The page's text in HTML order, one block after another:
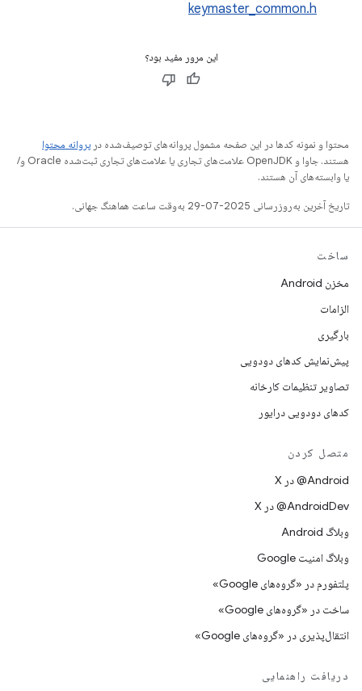
keymaster_common.h
این مرور مفید بود؟
محتوا و نمونه کدها در این صفحه مشمول پروانه‌های توصیف‌شده در پروانه محتوا
هستند. جاوا و OpenJDK علامت‌های تجاری یا علامت‌های تجاری ثبت‌شده Oracle و/
یا وابسته‌های آن هستند.
تاریخ آخرین به‌روزرسانی 2025-07-29 به‌وقت ساعت هماهنگ جهانی.
ساخت
مخزن Android
الزامات
بارگیری
پیش‌نمایش کدهای دودویی
تصاویر تنظیمات کارخانه
کدهای دودویی درایور
متصل کردن
‫‎@Android در X
‫‎@AndroidDev در X
وبلاگ Android
وبلاگ امنیت Google
پلتفورم در «گروه‌های Google»
ساخت در «گروه‌های Google»
انتقال‌پذیری در «گروه‌های Google»
دریافت راهنمایی